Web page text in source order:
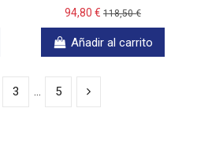
94,80 € 118,50 €
Añadir al carrito
3 … 5